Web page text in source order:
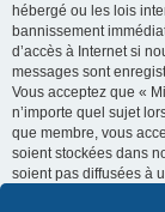
hébergé ou les lois
bannissement
d’accès à Internet si
messages sont
Vous acceptez que «
n’importe quel sujet
que membre, vous
soient stockées dans
soient pas diffusées à
« Mirapolis.fr », ni